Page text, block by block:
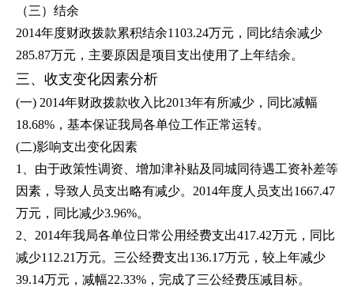
（三）结余
2014年度财政拨款累积结余1103.24万元，同比结余减少
285.87万元，主要原因是项目支出使用了上年结余。
三、收支变化因素分析
(一) 2014年财政拨款收入比2013年有所减少，同比减幅
18.68%，基本保证我局各单位工作正常运转。
(二)影响支出变化因素
1、由于政策性调资、增加津补贴及同城同待遇工资补差等
因素，导致人员支出略有减少。2014年度人员支出1667.47
万元，同比减少3.96%。
2、2014年我局各单位日常公用经费支出417.42万元，同比
减少112.21万元。三公经费支出136.17万元，较上年减少
39.14万元，减幅22.33%，完成了三公经费压减目标。